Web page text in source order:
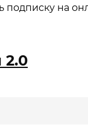
подписку на
2.0